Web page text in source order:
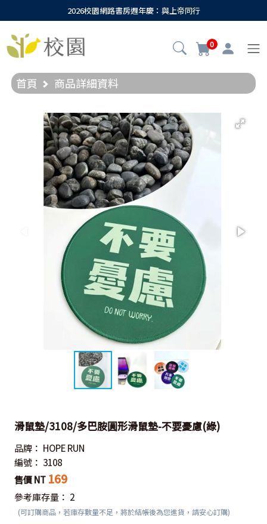
2026校園網路書房週年慶：與上帝同行
0
首頁 商品詳細資料
滑鼠墊/3108/多巴胺圓形滑鼠墊-不要憂慮(綠)
品牌： HOPE RUN
編號： 3108
售價 NT 169
參考庫存量： 2
(可訂購商品，若庫存數量不足，將於結帳後為您進貨，請安心訂購)